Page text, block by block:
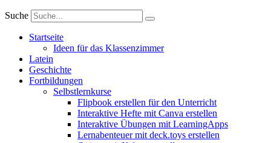
Suche
Startseite
Ideen für das Klassenzimmer
Latein
Geschichte
Fortbildungen
Selbstlernkurse
Flipbook erstellen für den Unterricht
Interaktive Hefte mit Canva erstellen
Interaktive Übungen mit LearningApps
Lernabenteuer mit deck.toys erstellen